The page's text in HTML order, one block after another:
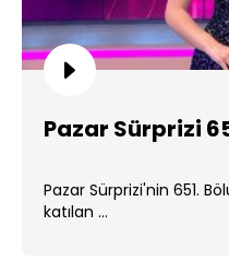
Pazar Sürprizi
Pazar Sürprizi'nin 651.
katılan ...